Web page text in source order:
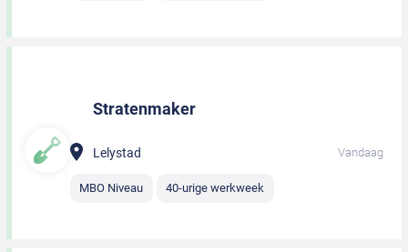
Stratenmaker
Lelystad Vandaag
MBO Niveau 40-urige werkweek